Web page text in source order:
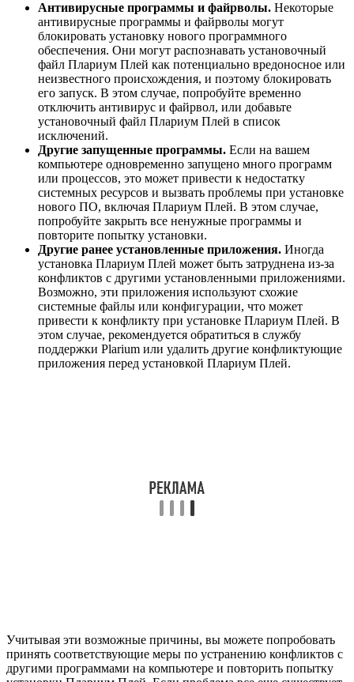
Антивирусные программы и файрволы. Некоторые
антивирусные программы и файрволы могут
блокировать установку нового программного
обеспечения. Они могут распознавать установочный
файл Плариум Плей как потенциально вредоносное или
неизвестного происхождения, и поэтому блокировать
его запуск. В этом случае, попробуйте временно
отключить антивирус и файрвол, или добавьте
установочный файл Плариум Плей в список
исключений.
Другие запущенные программы. Если на вашем
компьютере одновременно запущено много программ
или процессов, это может привести к недостатку
системных ресурсов и вызвать проблемы при установке
нового ПО, включая Плариум Плей. В этом случае,
попробуйте закрыть все ненужные программы и
повторите попытку установки.
Другие ранее установленные приложения. Иногда
установка Плариум Плей может быть затруднена из-за
конфликтов с другими установленными приложениями.
Возможно, эти приложения используют схожие
системные файлы или конфигурации, что может
привести к конфликту при установке Плариум Плей. В
этом случае, рекомендуется обратиться в службу
поддержки Plarium или удалить другие конфликтующие
приложения перед установкой Плариум Плей.
Учитывая эти возможные причины, вы можете попробовать
принять соответствующие меры по устранению конфликтов с
другими программами на компьютере и повторить попытку